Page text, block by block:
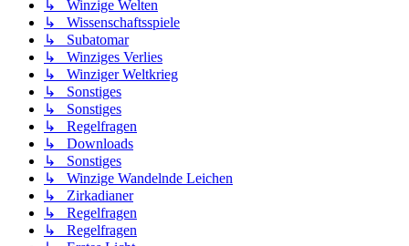
↳ Winzige Welten
↳ Wissenschaftsspiele
↳ Subatomar
↳ Winziges Verlies
↳ Winziger Weltkrieg
↳ Sonstiges
↳ Sonstiges
↳ Regelfragen
↳ Downloads
↳ Sonstiges
↳ Winzige Wandelnde Leichen
↳ Zirkadianer
↳ Regelfragen
↳ Regelfragen